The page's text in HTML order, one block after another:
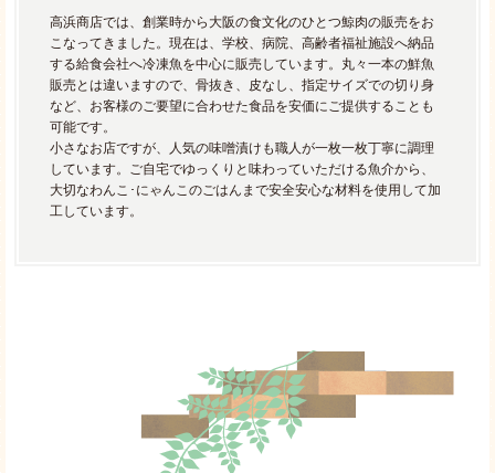
高浜商店では、創業時から大阪の食文化のひとつ鯨肉の販売をお
こなってきました。現在は、学校、病院、高齢者福祉施設へ納品
する給食会社へ冷凍魚を中心に販売しています。丸々一本の鮮魚
販売とは違いますので、骨抜き、皮なし、指定サイズでの切り身
など、お客様のご要望に合わせた食品を安価にご提供することも
可能です。
小さなお店ですが、人気の味噌漬けも職人が一枚一枚丁寧に調理
しています。ご自宅でゆっくりと味わっていただける魚介から、
大切なわんこ･にゃんこのごはんまで安全安心な材料を使用して加
工しています。